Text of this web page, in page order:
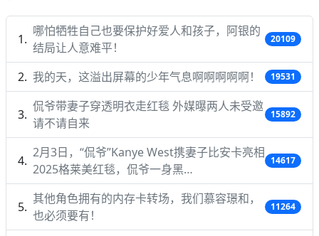
哪怕牺牲自己也要保护好爱人和孩子，阿银的
结局让人意难平！
20109
我的天，这溢出屏幕的少年气息啊啊啊啊啊！ 19531
侃爷带妻子穿透明衣走红毯 外媒曝两人未受邀
请不请自来
15892
2月3日，“侃爷”Kanye West携妻子比安卡亮相
2025格莱美红毯，侃爷一身黑…
14617
其他角色拥有的内存卡转场，我们慕容璟和，
也必须要有！
11264